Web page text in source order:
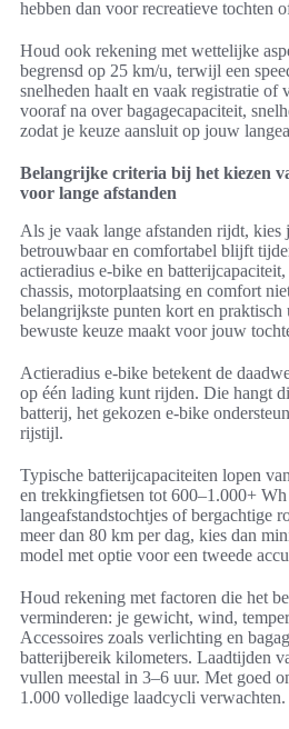
hebben dan voor recreatieve tochten
Houd ook rekening met wettelijke
begrensd op 25 km/u, terwijl een
snelheden haalt en vaak registratie of
vooraf na over bagagecapaciteit,
zodat je keuze aansluit op jouw
Belangrijke criteria bij het kiezen
voor lange afstanden
Als je vaak lange afstanden rijdt, kies
betrouwbaar en comfortabel blijft
actieradius e-bike en
chassis, motorplaatsing en comfort
belangrijkste punten kort en praktisch
bewuste keuze maakt voor jouw
Actieradius e-bike betekent de
op één lading kunt rijden. Die hangt
batterij, het gekozen e-bike
rijstijl.
Typische batterijcapaciteiten lopen
en trekkingfietsen tot 600–1.000+
langeafstandstochtjes of bergachtige
meer dan 80 km per dag, kies dan
model met optie voor een tweede
Houd rekening met factoren die het
verminderen: je gewicht, wind,
Accessoires zoals verlichting en
batterijbereik kilometers. Laadtijden
vullen meestal in 3–6 uur. Met goed
1.000 volledige laadcycli verwachten.